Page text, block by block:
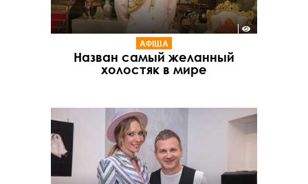
АФІША
Назван самый желанный
холостяк в мире